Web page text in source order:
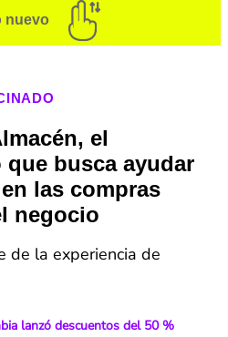
nuevo
el
que busca ayudar
las compras
negocio
de la experiencia de
lanzó descuentos del 50 %